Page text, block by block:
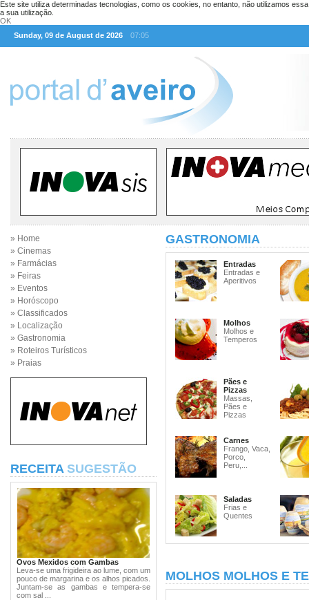
Este site utiliza determinadas tecnologias, como os cookies, no entanto, não utilizamos
a sua utilização.
OK
Sunday, 09 de August de 2026
07:05
» Home
» Cinemas
» Farmácias
» Feiras
» Eventos
» Horóscopo
» Classificados
» Localização
» Gastronomia
» Roteiros Turísticos
» Praias
RECEITA SUGESTÃO
Ovos Mexidos com Gambas
Leva-se uma frigideira ao lume, com um
pouco de margarina e os alhos picados.
Juntam-se as gambas e tempera-se
com sal ...
GASTRONOMIA
Entradas
Entradas e
Aperitivos
Molhos
Molhos e
Temperos
Pães e
Pizzas
Massas,
Pães e
Pizzas
Carnes
Frango, Vaca,
Porco,
Peru,...
Saladas
Frias e
Quentes
MOLHOS MOLHOS E